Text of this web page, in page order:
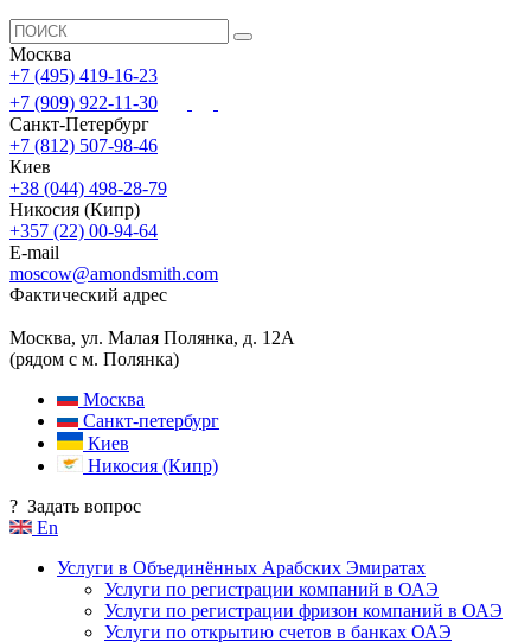
Москва
+7 (495) 419-16-23
+7 (909) 922-11-30
Санкт-Петербург
+7 (812) 507-98-46
Киев
+38 (044) 498-28-79
Никосия (Кипр)
+357 (22) 00-94-64
E-mail
moscow@amondsmith.com
Фактический адрес
Москва, ул. Малая Полянка, д. 12А
(рядом с м. Полянка)
Москва
Санкт-петербург
Киев
Никосия (Кипр)
? Задать вопрос
En
Услуги в Объединённых Арабских Эмиратах
Услуги по регистрации компаний в ОАЭ
Услуги по регистрации фризон компаний в ОАЭ
Услуги по открытию счетов в банках ОАЭ